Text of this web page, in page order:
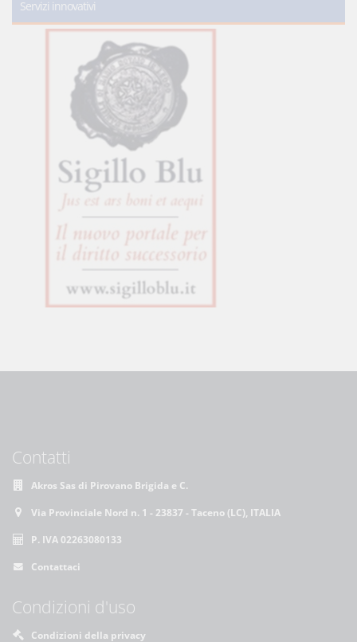
Servizi innovativi
Contatti
Akros Sas di Pirovano Brigida e C.
Via Provinciale Nord n. 1 - 23837 - Taceno (LC), ITALIA
P. IVA 02263080133
Contattaci
Condizioni d'uso
Condizioni della privacy